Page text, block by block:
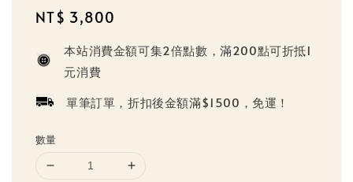
Regular
NT$ 3,800
本站消費金額可集2倍點數，滿200點可折抵1
元消費
單筆訂單，折扣後金額滿$1500，免運！
數量